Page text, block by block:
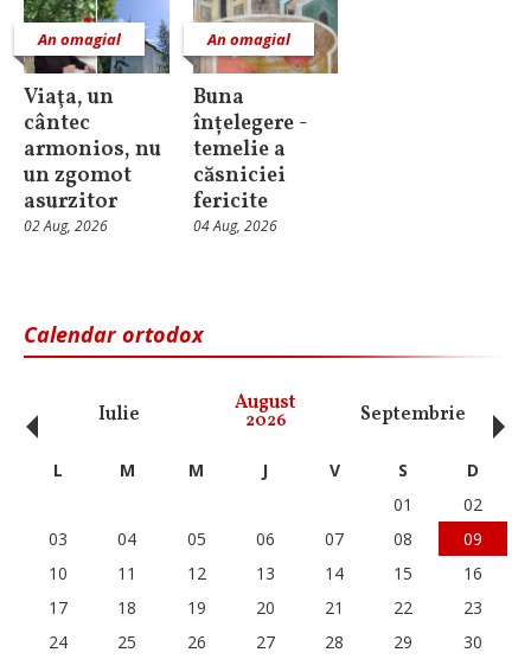
An omagial
Viaţa, un
cântec
armonios, nu
un zgomot
asurzitor
02 Aug, 2026
An omagial
Buna
înțelegere -
temelie a
căsniciei
fericite
04 Aug, 2026
Calendar ortodox
Iulie August
2026 Septembrie
‹ L M M J V S
D
01
02
03
04 05 06 07 08
09
10
11 12 13 14 15
16
17
18 19 20 21 22
23
24
25 26 27 28 29
30